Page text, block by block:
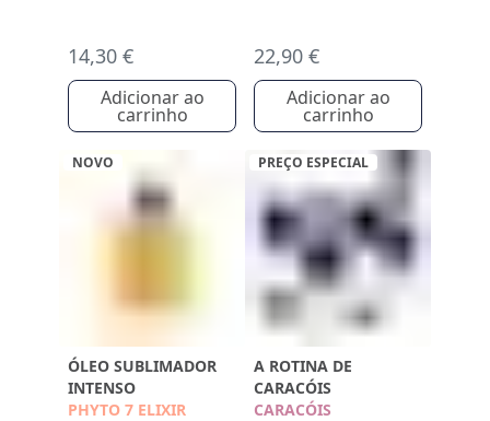
14,30 €
Adicionar ao
carrinho
22,90 €
Adicionar ao
carrinho
NOVO
ÓLEO SUBLIMADOR
INTENSO
PHYTO 7 ELIXIR
PREÇO ESPECIAL
A ROTINA DE
CARACÓIS
CARACÓIS